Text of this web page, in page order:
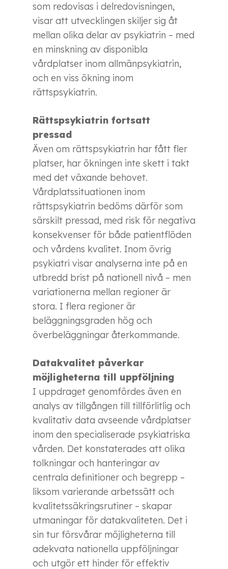
som redovisas i delredovisningen,
visar att utvecklingen skiljer sig åt
mellan olika delar av psykiatrin – med
en minskning av disponibla
vårdplatser inom allmänpsykiatrin,
och en viss ökning inom
rättspsykiatrin.
Rättspsykiatrin fortsatt
pressad
Även om rättspsykiatrin har fått fler
platser, har ökningen inte skett i takt
med det växande behovet.
Vårdplatssituationen inom
rättspsykiatrin bedöms därför som
särskilt pressad, med risk för negativa
konsekvenser för både patientflöden
och vårdens kvalitet. Inom övrig
psykiatri visar analyserna inte på en
utbredd brist på nationell nivå – men
variationerna mellan regioner är
stora. I flera regioner är
beläggningsgraden hög och
överbeläggningar återkommande.
Datakvalitet påverkar
möjligheterna till uppföljning
I uppdraget genomfördes även en
analys av tillgången till tillförlitlig och
kvalitativ data avseende vårdplatser
inom den specialiserade psykiatriska
vården. Det konstaterades att olika
tolkningar och hanteringar av
centrala definitioner och begrepp –
liksom varierande arbetssätt och
kvalitetssäkringsrutiner – skapar
utmaningar för datakvaliteten. Det i
sin tur försvårar möjligheterna till
adekvata nationella uppföljningar
och utgör ett hinder för effektiv